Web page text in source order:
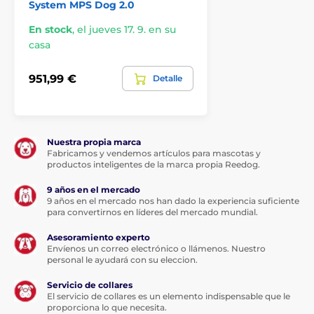
¿Y cuáles son las funciones principales
del IOPP Tracker Eyenimal?
Seguimiento en tiempo real- seguimiento en tiempo
real, para que siempre tengas una visión actualizada
System MPS Dog 2.0
En stock, el jueves 17. 9. en su
casa
951,99 € Detalle
Nuestra propia marca
Fabricamos y vendemos artículos para mascotas y
productos inteligentes de la marca propia Reedog.
9 años en el mercado
9 años en el mercado nos han dado la experiencia suficiente
para convertirnos en líderes del mercado mundial.
Asesoramiento experto
Envíenos un correo electrónico o llámenos. Nuestro
personal le ayudará con su eleccion.
Servicio de collares
El servicio de collares es un elemento indispensable que le
proporciona lo que necesita.